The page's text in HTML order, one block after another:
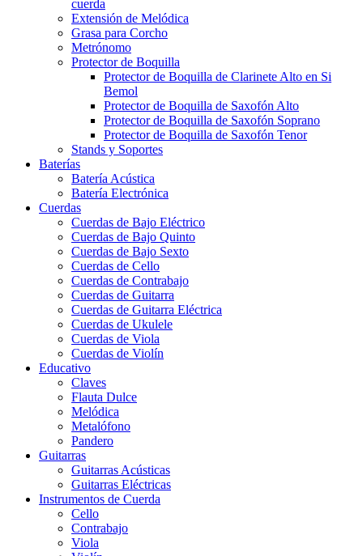
cuerda
Extensión de Melódica
Grasa para Corcho
Metrónomo
Protector de Boquilla
Protector de Boquilla de Clarinete Alto en Si
Bemol
Protector de Boquilla de Saxofón Alto
Protector de Boquilla de Saxofón Soprano
Protector de Boquilla de Saxofón Tenor
Stands y Soportes
Baterías
Batería Acústica
Batería Electrónica
Cuerdas
Cuerdas de Bajo Eléctrico
Cuerdas de Bajo Quinto
Cuerdas de Bajo Sexto
Cuerdas de Cello
Cuerdas de Contrabajo
Cuerdas de Guitarra
Cuerdas de Guitarra Eléctrica
Cuerdas de Ukulele
Cuerdas de Viola
Cuerdas de Violín
Educativo
Claves
Flauta Dulce
Melódica
Metalófono
Pandero
Guitarras
Guitarras Acústicas
Guitarras Eléctricas
Instrumentos de Cuerda
Cello
Contrabajo
Viola